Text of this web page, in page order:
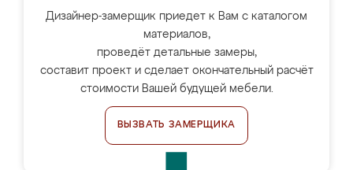
Дизайнер-замерщик приедет к Вам с каталогом
материалов,
проведёт детальные замеры,
составит проект и сделает окончательный расчёт
стоимости Вашей будущей мебели.
ВЫЗВАТЬ ЗАМЕРЩИКА